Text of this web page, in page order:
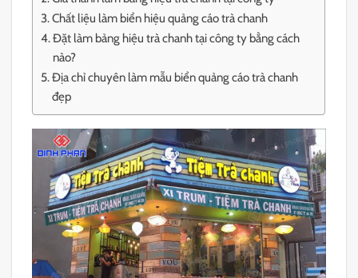
Chất liệu làm biển hiệu quảng cáo trà chanh
Đặt làm bảng hiệu trà chanh tại công ty bằng cách
nào?
Địa chỉ chuyên làm mẫu biển quảng cáo trà chanh
đẹp